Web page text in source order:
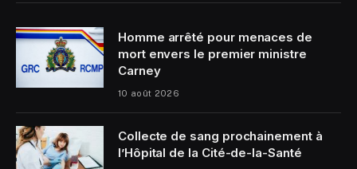
Homme arrêté pour menaces de
mort envers le premier ministre
Carney
10 août 2026
Collecte de sang prochainement à
l’Hôpital de la Cité-de-la-Santé